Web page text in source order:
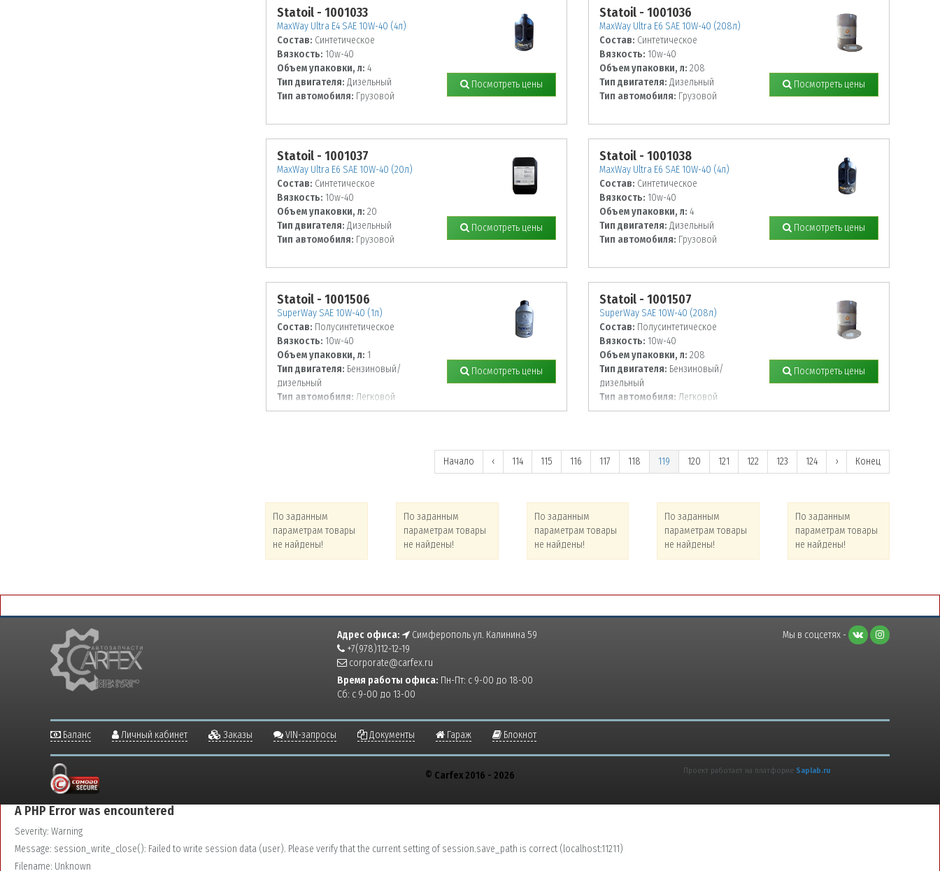
Statoil - 1001033
MaxWay Ultra E4 SAE 10W-40 (4л)
Состав: Синтетическое
Вязкость: 10w-40
Объем упаковки, л: 4
Тип двигателя: Дизельный
Тип автомобиля: Грузовой
Посмотреть цены
Statoil - 1001036
MaxWay Ultra E6 SAE 10W-40 (208л)
Состав: Синтетическое
Вязкость: 10w-40
Объем упаковки, л: 208
Тип двигателя: Дизельный
Тип автомобиля: Грузовой
Посмотреть цены
Statoil - 1001037
MaxWay Ultra E6 SAE 10W-40 (20л)
Состав: Синтетическое
Вязкость: 10w-40
Объем упаковки, л: 20
Тип двигателя: Дизельный
Тип автомобиля: Грузовой
Посмотреть цены
Statoil - 1001038
MaxWay Ultra E6 SAE 10W-40 (4л)
Состав: Синтетическое
Вязкость: 10w-40
Объем упаковки, л: 4
Тип двигателя: Дизельный
Тип автомобиля: Грузовой
Посмотреть цены
Statoil - 1001506
SuperWay SAE 10W-40 (1л)
Состав: Полусинтетическое
Вязкость: 10w-40
Объем упаковки, л: 1
Тип двигателя: Бензиновый/
дизельный
Тип автомобиля: Легковой
Посмотреть цены
Statoil - 1001507
SuperWay SAE 10W-40 (208л)
Состав: Полусинтетическое
Вязкость: 10w-40
Объем упаковки, л: 208
Тип двигателя: Бензиновый/
дизельный
Тип автомобиля: Легковой
Посмотреть цены
Начало ‹ 114 115 116 117 118 119 120 121 122 123 124 › Конец
По заданным
параметрам товары
не найдены!
По заданным
параметрам товары
не найдены!
По заданным
параметрам товары
не найдены!
По заданным
параметрам товары
не найдены!
По заданным
параметрам товары
не найдены!
Адрес офиса:
Симферополь ул. Калинина 59
+7(978)112-12-19
corporate@carfex.ru
Время работы офиса: Пн-Пт: с 9-00 до 18-00
Сб: с 9-00 до 13-00
Мы в соцсетях -
Баланс Личный кабинет Заказы VIN-запросы Документы Гараж Блокнот
© Carfex 2016 - 2026 Проект работает на платформе Saplab.ru
A PHP Error was encountered
Severity: Warning
Message: session_write_close(): Failed to write session data (user). Please verify that the current setting of session.save_path is correct (localhost:11211)
Filename: Unknown